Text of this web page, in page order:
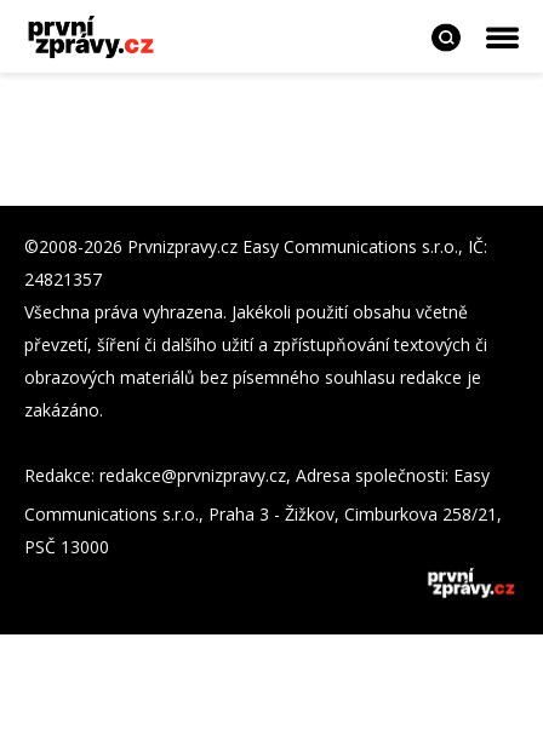
©2008-2026 Prvnizpravy.cz Easy Communications s.r.o., IČ:
24821357
Všechna práva vyhrazena. Jakékoli použití obsahu včetně
převzetí, šíření či dalšího užití a zpřístupňování textových či
obrazových materiálů bez písemného souhlasu redakce je
zakázáno.
Redakce: zc.yvarpzinvrp@eckader, Adresa společnosti: Easy
Communications s.r.o., Praha 3 - Žižkov, Cimburkova 258/21,
PSČ 13000